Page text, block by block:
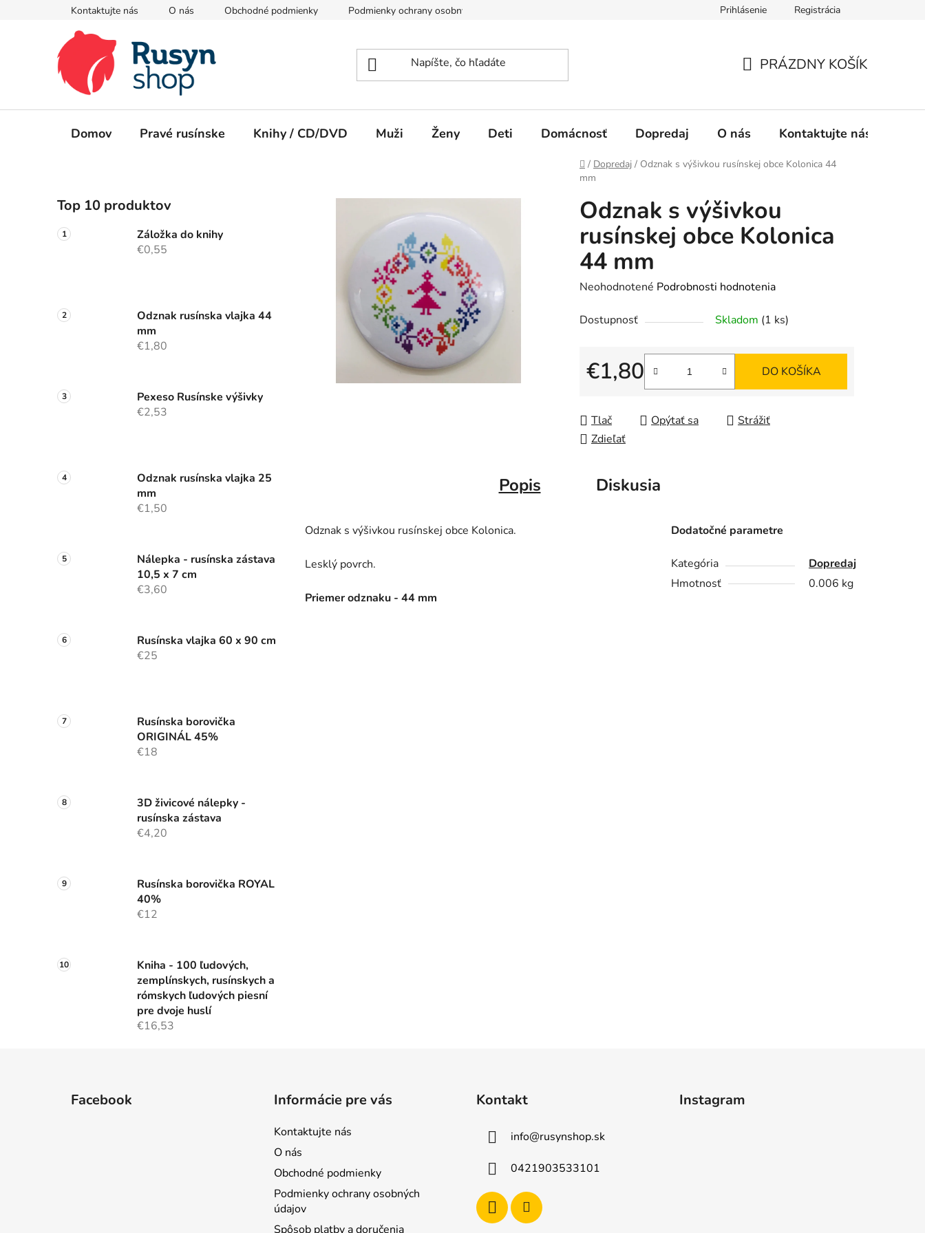
Kontaktujte nás O nás Obchodné podmienky Podmienky ochrany osobných údajov Prihlásenie Registrácia
KOŠÍK
PRÁZDNY KOŠÍK
Domov Pravé rusínske Knihy / CD/DVD Muži Ženy Deti Domácnosť Dopredaj O nás Kontaktujte nás
Domov
/ Dopredaj / Odznak s výšivkou rusínskej obce Kolonica 44
mm
o
č
n
n
Top 10 produktov
Záložka do knihy
€0,55
Odznak rusínska vlajka 44
mm
€1,80
Pexeso Rusínske výšivky
€2,53
Odznak rusínska vlajka 25
mm
€1,50
Nálepka - rusínska zástava
10,5 x 7 cm
€3,60
Rusínska vlajka 60 x 90 cm
€25
Rusínska borovička
ORIGINÁL 45%
€18
3D živicové nálepky -
rusínska zástava
€4,20
Rusínska borovička ROYAL
40%
€12
Kniha - 100 ľudových,
zemplínskych, rusínskych a
rómskych ľudových piesní
pre dvoje huslí
€16,53
Odznak s výšivkou
rusínskej obce Kolonica
44 mm
Priemerné
produktu
0,0
hviezdičiek.
Neohodnotené Podrobnosti hodnotenia
Dostupnosť Skladom (1 ks)
€1,80
Jednotková cena:
DO KOŠÍKA
Tlač Opýtať sa
Strážiť
Zdieľať
Popis Diskusia
Odznak s výšivkou rusínskej obce Kolonica.
Lesklý povrch.
Priemer odznaku - 44 mm
Dodatočné parametre
Kategória
Dopredaj
Hmotnosť
0.006 kg
Facebook Informácie pre vás
Kontaktujte nás
O nás
Obchodné podmienky
Podmienky ochrany osobných
údajov
Spôsob platby a doručenia
Kontakt
info@rusynshop.sk
0421903533101
Instagram